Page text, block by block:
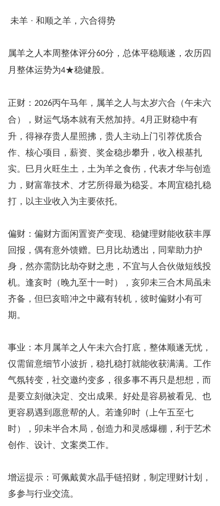
未羊 · 和顺之羊，六合得势
属羊之人本周整体评分60分，总体平稳顺遂，农历四
月整体运势为4★稳健股。
正财： 2026丙午马年，属羊之人与太岁六合（午未六
合），财运气场本就有天然加持。 4 月正财稳中有
升，得禄存贵人星照拂，贵人主动上门引荐优质合
作、核心项目，薪资、奖金稳步攀升，收入根基扎
实。巳月火旺生土，土为羊之食伤，代表才华与创造
力，财富靠技术、才艺所得最为稳妥。本周宜稳扎稳
打，以主业收入为主要依托。
偏财：偏财方面闲置资产变现、稳健理财能收获丰厚
回报，偶有意外馈赠。巳月比劫透出，同辈助力护
身，然亦需防比劫夺财之患，不宜与人合伙做短线投
机。逢亥时（晚九至十一时），亥卯未三合木局虽未
齐备，但巳亥暗冲之中藏有转机，彼时偏财小有可
期。
事业：本月属羊之人午未六合打底，整体顺遂无忧，
仅需留意细节小波折，稳扎稳打就能收获满满。工作
气氛转变，社交邀约变多，很多事不再只是想想，而
是要立刻做决定、交出成果。好处是容易被看见、也
更容易遇到愿意帮的人。若逢卯时（上午五至七
时），卯未半合木局，创造力和灵感爆棚，利于艺术
创作、设计、文案类工作。
增运提示：可佩戴黄水晶手链招财，制定理财计划，
多参与行业交流。